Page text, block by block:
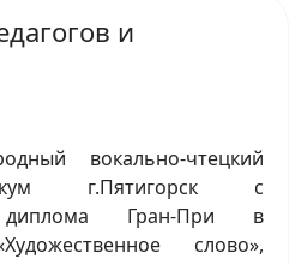
и
вокально-чтецкий
г.Пятигорск с
диплома Гран-При в
слово»,